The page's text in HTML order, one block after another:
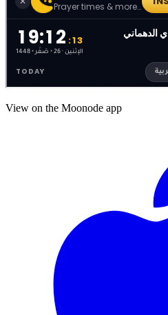
View on the Moonode app